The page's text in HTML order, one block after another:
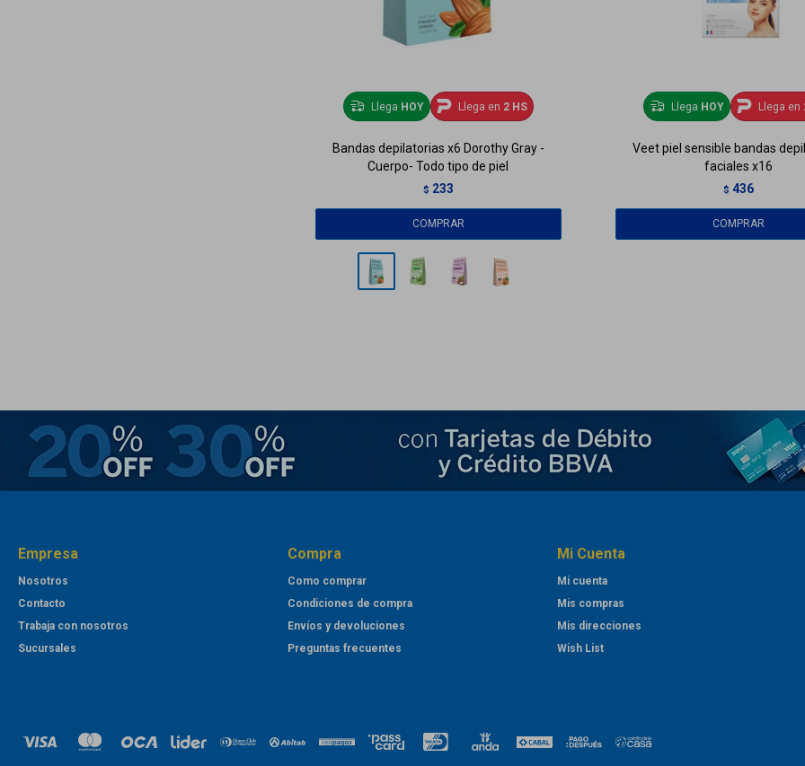
Llega HOY Llega en 2 HS
Bandas depilatorias x6 Dorothy Gray -
Cuerpo- Todo tipo de piel
$ 233
Llega HOY Llega en
Veet piel sensible bandas
faciales x16
$ 436
Empresa
Nosotros
Contacto
Trabaja con nosotros
Sucursales
Compra
Como comprar
Condiciones de compra
Envíos y devoluciones
Preguntas frecuentes
Mi Cuenta
Mi cuenta
Mis compras
Mis direcciones
Wish List